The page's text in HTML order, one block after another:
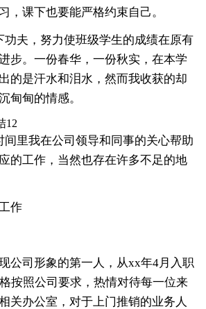
，课下也要能严格约束自己。
功夫，努力使班级学生的成绩在原有
步。一份春华，一份秋实，在本学
的是汗水和泪水，然而我收获的却
甸甸的情感。
12
间里我在公司领导和同事的关心帮助
的工作，当然也存在许多不足的地
作
公司形象的第一人，从xx年4月入职
按照公司要求，热情对待每一位来
关办公室，对于上门推销的业务人